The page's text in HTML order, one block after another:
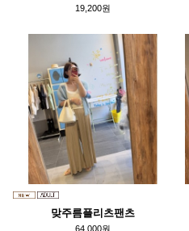
19,200원
맞주름플리츠팬츠
64,000원